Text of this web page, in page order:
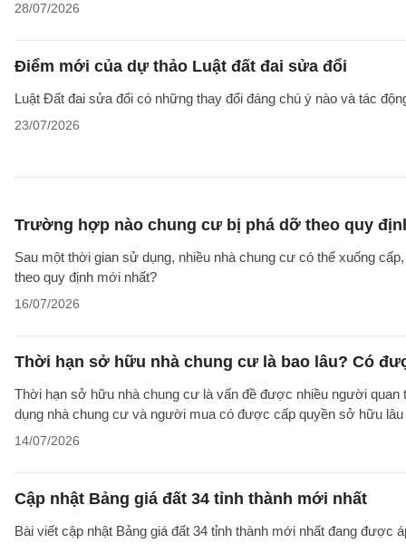
28/07/2026
Điểm mới của dự thảo Luật đất đai sửa đổi
Luật Đất đai sửa đổi có những thay đổi đáng chú ý nào và tác
23/07/2026
Trường hợp nào chung cư bị phá dỡ theo quy
Sau một thời gian sử dụng, nhiều nhà chung cư có thể xuống
theo quy định mới nhất?
16/07/2026
Thời hạn sở hữu nhà chung cư là bao lâu? Có
Thời hạn sở hữu nhà chung cư là vấn đề được nhiều người quan
dụng nhà chung cư và người mua có được cấp quyền sở hữu
14/07/2026
Cập nhật Bảng giá đất 34 tỉnh thành mới nhất
Bài viết cập nhật Bảng giá đất 34 tỉnh thành mới nhất đang được